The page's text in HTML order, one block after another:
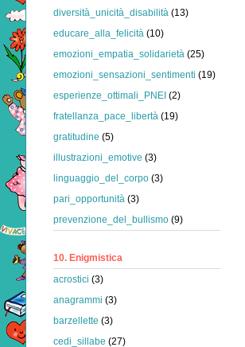
diversità_unicità_disabilità (13)
educare_alla_felicità (10)
emozioni_empatia_solidarietà (25)
emozioni_sensazioni_sentimenti (19)
esperienze_ottimali_PNEI (2)
fratellanza_pace_libertà (19)
gratitudine (5)
illustrazioni_emotive (3)
linguaggio_del_corpo (3)
pari_opportunità (3)
prevenzione_del_bullismo (9)
10. Enigmistica
acrostici (3)
anagrammi (3)
barzellette (3)
cedi_sillabe (27)